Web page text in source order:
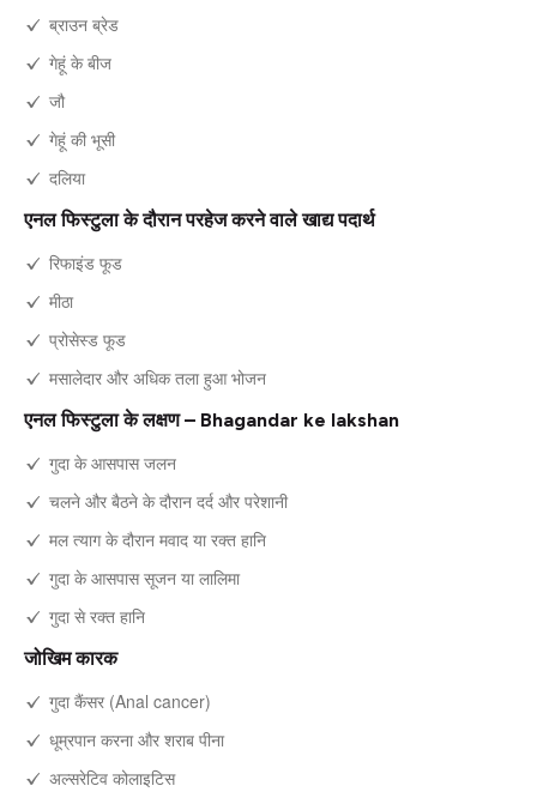
ब्राउन ब्रेड
गेहूं के बीज
जौ
गेहूं की भूसी
दलिया
एनल फिस्टुला के दौरान परहेज करने वाले खाद्य पदार्थ
रिफाइंड फूड
मीठा
प्रोसेस्ड फूड
मसालेदार और अधिक तला हुआ भोजन
एनल फिस्टुला के लक्षण – Bhagandar ke lakshan
गुदा के आसपास जलन
चलने और बैठने के दौरान दर्द और परेशानी
मल त्याग के दौरान मवाद या रक्त हानि
गुदा के आसपास सूजन या लालिमा
गुदा से रक्त हानि
जोखिम कारक
गुदा कैंसर (Anal cancer)
धूम्रपान करना और शराब पीना
अल्सरेटिव कोलाइटिस